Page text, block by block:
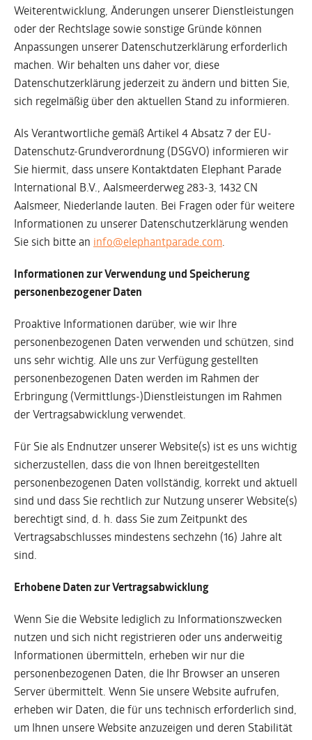
Weiterentwicklung, Änderungen unserer Dienstleistungen
oder der Rechtslage sowie sonstige Gründe können
Anpassungen unserer Datenschutzerklärung erforderlich
machen. Wir behalten uns daher vor, diese
Datenschutzerklärung jederzeit zu ändern und bitten Sie,
sich regelmäßig über den aktuellen Stand zu informieren.
Als Verantwortliche gemäß Artikel 4 Absatz 7 der EU-
Datenschutz-Grundverordnung (DSGVO) informieren wir
Sie hiermit, dass unsere Kontaktdaten Elephant Parade
International B.V., Aalsmeerderweg 283-3, 1432 CN
Aalsmeer, Niederlande lauten. Bei Fragen oder für weitere
Informationen zu unserer Datenschutzerklärung wenden
Sie sich bitte an info@elephantparade.com
Informationen zur Verwendung und Speicherung
personenbezogener Daten
Proaktive Informationen darüber, wie wir Ihre
personenbezogenen Daten verwenden und schützen, sind
uns sehr wichtig. Alle uns zur Verfügung gestellten
personenbezogenen Daten werden im Rahmen der
Erbringung (Vermittlungs-)Dienstleistungen im Rahmen
der Vertragsabwicklung verwendet.
Für Sie als Endnutzer unserer Website(s) ist es uns wichtig
sicherzustellen, dass die von Ihnen bereitgestellten
personenbezogenen Daten vollständig, korrekt und aktuell
sind und dass Sie rechtlich zur Nutzung unserer Website(s)
berechtigt sind, d. h. dass Sie zum Zeitpunkt des
Vertragsabschlusses mindestens sechzehn (16) Jahre alt
sind.
Erhobene Daten zur Vertragsabwicklung
Wenn Sie die Website lediglich zu Informationszwecken
nutzen und sich nicht registrieren oder uns anderweitig
Informationen übermitteln, erheben wir nur die
personenbezogenen Daten, die Ihr Browser an unseren
Server übermittelt. Wenn Sie unsere Website aufrufen,
erheben wir Daten, die für uns technisch erforderlich sind,
um Ihnen unsere Website anzuzeigen und deren Stabilität